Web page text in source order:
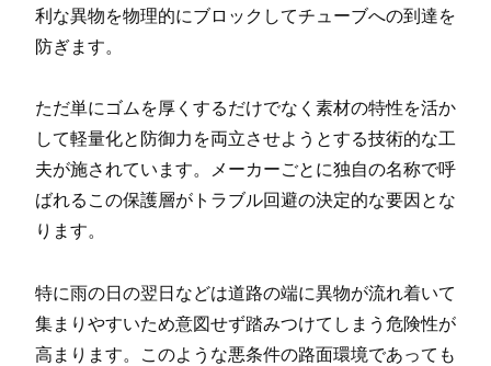
利な異物を物理的にブロックしてチューブへの到達を
防ぎます。
ただ単にゴムを厚くするだけでなく素材の特性を活か
して軽量化と防御力を両立させようとする技術的な工
夫が施されています。メーカーごとに独自の名称で呼
ばれるこの保護層がトラブル回避の決定的な要因とな
ります。
特に雨の日の翌日などは道路の端に異物が流れ着いて
集まりやすいため意図せず踏みつけてしまう危険性が
高まります。このような悪条件の路面環境であっても